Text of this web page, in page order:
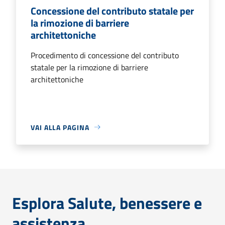
Concessione del contributo statale per
la rimozione di barriere
architettoniche
Procedimento di concessione del contributo
statale per la rimozione di barriere
architettoniche
VAI ALLA PAGINA
Esplora Salute, benessere e